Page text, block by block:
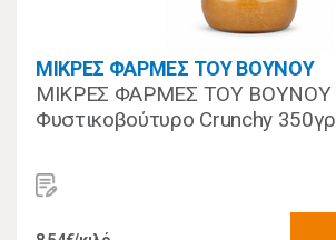
ΜΙΚΡΕΣ ΦΑΡΜΕΣ ΤΟΥ ΒΟΥΝΟΥ
ΜΙΚΡΕΣ ΦΑΡΜΕΣ ΤΟΥ ΒΟΥΝΟΥ
Φυστικοβούτυρο Crunchy 350γρ